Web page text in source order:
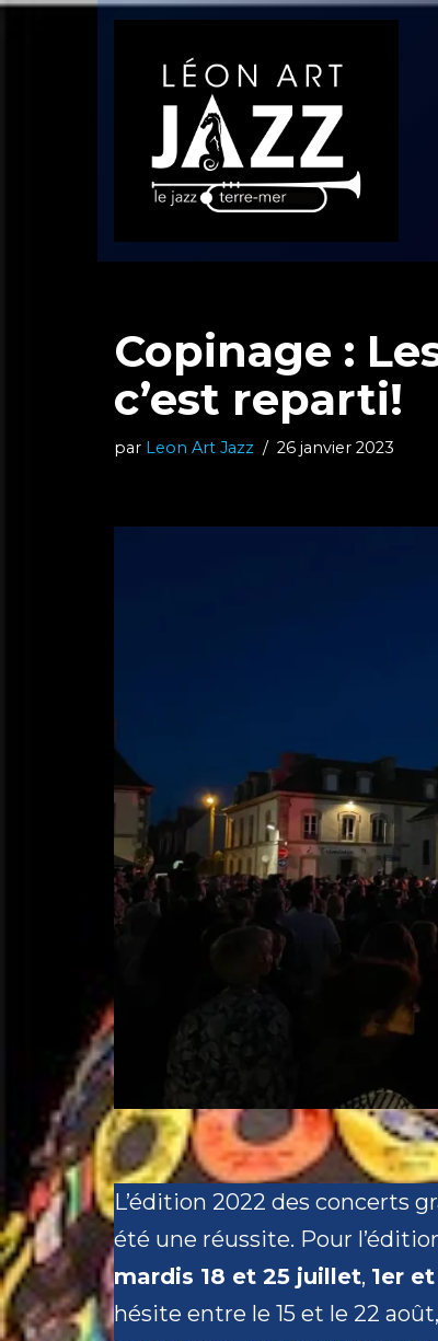
Copinage :
c’est reparti!
par Leon Art Jazz 26 janvier 2023
L’édition 2022 des concerts
été une réussite. Pour
mardis 18 et 25 juillet, 1er
hésite entre le 15 et le 22